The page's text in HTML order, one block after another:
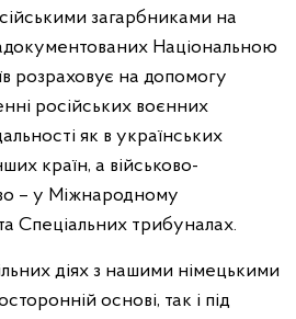
загарбниками на
Національною
розраховує на допомогу
російських воєнних
як в українських
країн, а військово-
– у Міжнародному
Спеціальних трибуналах.
діях з нашими німецькими
основі, так і під